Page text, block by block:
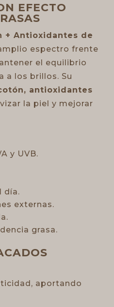
EFECTO
+ Antioxidantes de
espectro frente
el equilibrio
a los brillos. Su
antioxidantes
la piel y mejorar
y UVB.
día.
externas.
grasa.
aportando